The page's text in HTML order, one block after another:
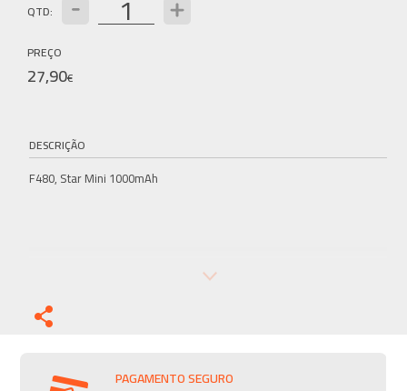
QTD:
PREÇO
27,90€
DESCRIÇÃO
F480, Star Mini 1000mAh
PAGAMENTO SEGURO